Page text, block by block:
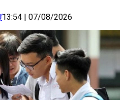
13:54 | 07/08/2026